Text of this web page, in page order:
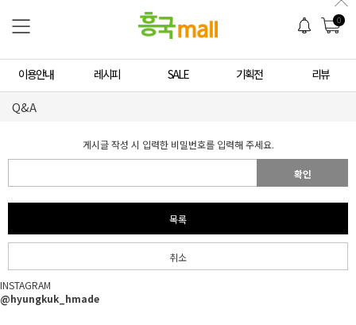
0
이용안내 레시피 SALE 기획전 리뷰
Q&A
게시글 작성 시 입력한 비밀번호를 입력해 주세요.
확인
목록
취소
INSTAGRAM
@hyungkuk_hmade